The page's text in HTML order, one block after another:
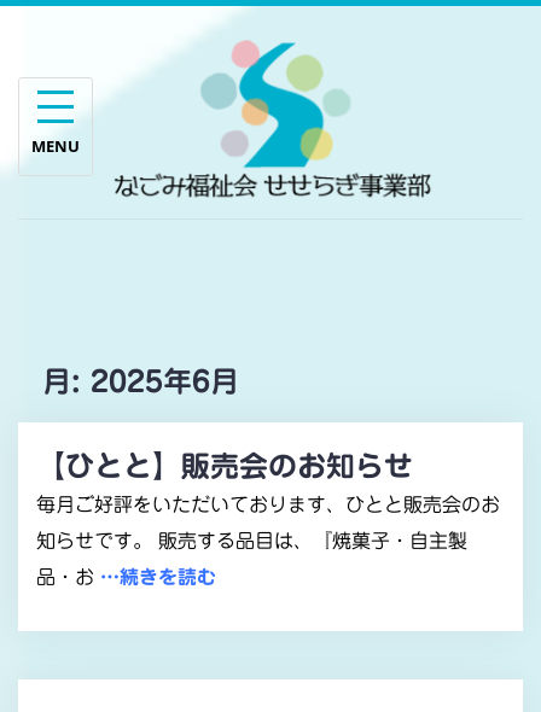
content
月: 2025年6月
【ひとと】販売会のお知らせ
毎月ご好評をいただいております、ひとと販売会のお
知らせです。 販売する品目は、『焼菓子・自主製
品・お …続きを読む